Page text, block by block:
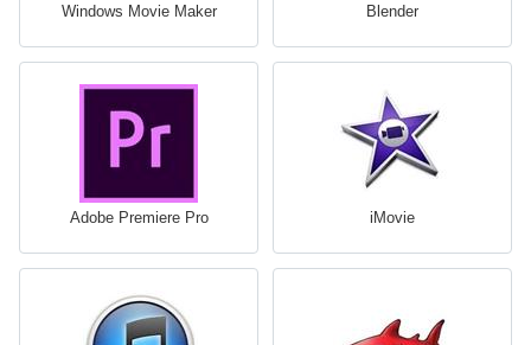
Windows Movie Maker Blender
Adobe Premiere Pro iMovie